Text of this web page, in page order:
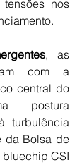
nos
, as
com a
central do
postura
turbulência
da Bolsa de
CSI